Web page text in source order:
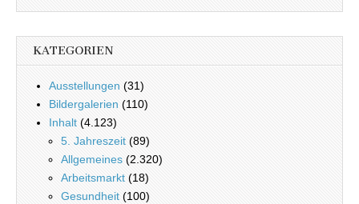
KATEGORIEN
Ausstellungen (31)
Bildergalerien (110)
Inhalt (4.123)
5. Jahreszeit (89)
Allgemeines (2.320)
Arbeitsmarkt (18)
Gesundheit (100)